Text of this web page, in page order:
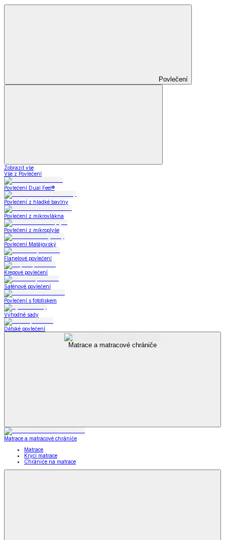
Povlečení
Zobrazit vše
Vše z Povlečení
Povlečení Dual Feel®
Povlečení z hladké bavlny
Povlečení z mikrovlákna
Povlečení z mikroplyše
Povlečení Matějovský
Flanelové povlečení
Krepové povlečení
Saténové povlečení
Povlečení s fototiskem
Výhodné sady
Dětské povlečení
Matrace a matracové chrániče
Matrace a matracové chrániče
Matrace
Krycí matrace
Chrániče na matrace